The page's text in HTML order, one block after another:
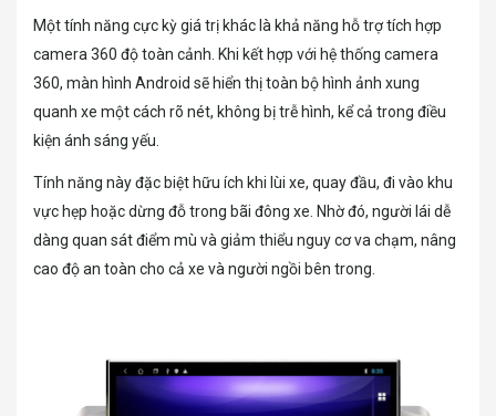
Một tính năng cực kỳ giá trị khác là khả năng hỗ trợ tích hợp
camera 360 độ toàn cảnh. Khi kết hợp với hệ thống camera
360, màn hình Android sẽ hiển thị toàn bộ hình ảnh xung
quanh xe một cách rõ nét, không bị trễ hình, kể cả trong điều
kiện ánh sáng yếu.
Tính năng này đặc biệt hữu ích khi lùi xe, quay đầu, đi vào khu
vực hẹp hoặc dừng đỗ trong bãi đông xe. Nhờ đó, người lái dễ
dàng quan sát điểm mù và giảm thiểu nguy cơ va chạm, nâng
cao độ an toàn cho cả xe và người ngồi bên trong.